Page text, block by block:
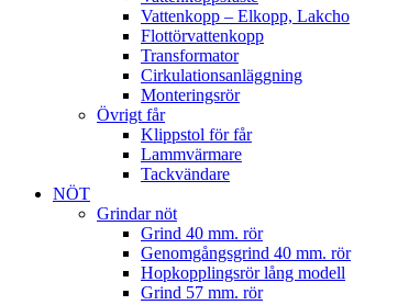
Vattenkopp – Elkopp, Lakcho
Flottörvattenkopp
Transformator
Cirkulationsanläggning
Monteringsrör
Övrigt får
Klippstol för får
Lammvärmare
Tackvändare
NÖT
Grindar nöt
Grind 40 mm. rör
Genomgångsgrind 40 mm. rör
Hopkopplingsrör lång modell
Grind 57 mm. rör